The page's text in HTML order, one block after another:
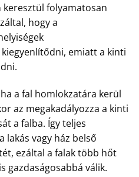
folyamatosan
hogy a
emiatt a kinti
a fal homlokzatára kerül
az megakadályozza a kinti
a falba. Így teljes
lakás vagy ház belső
ezáltal a falak több hőt
gazdaságosabbá válik.